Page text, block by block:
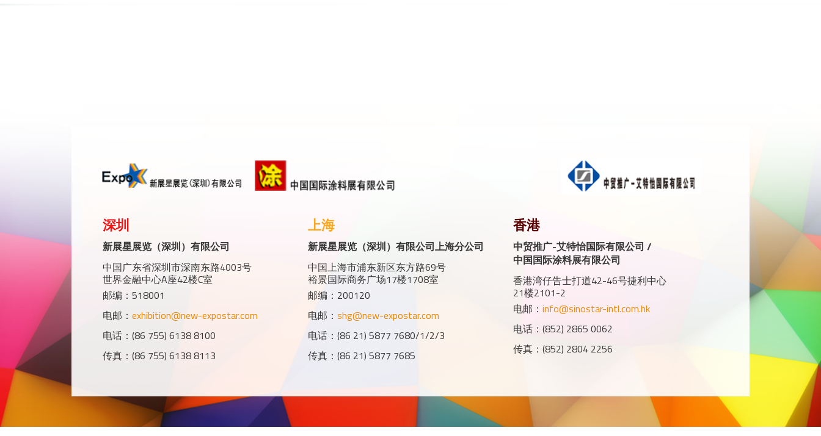
深圳
新展星展览（深圳）有限公司
中国广东省深圳市深南东路4003号
世界金融中心A座42楼C室
邮编：518001
电邮： exhibition@new-expostar.com
电话：(86 755) 6138 8100
传真：(86 755) 6138 8113
上海
新展星展览（深圳）有限公司上海分公司
中国上海市浦东新区东方路69号
裕景国际商务广场17楼1708室
邮编：200120
电邮： shg@new-expostar.com
电话：(86 21) 5877 7680/1/2/3
传真：(86 21) 5877 7685
香港
中贸推广-艾特怡国际有限公司 /
中国国际涂料展有限公司
香港湾仔告士打道42-46号捷利中心
21楼2101-2
电邮：info@sinostar-intl.com.hk
电话：(852) 2865 0062
传真：(852) 2804 2256